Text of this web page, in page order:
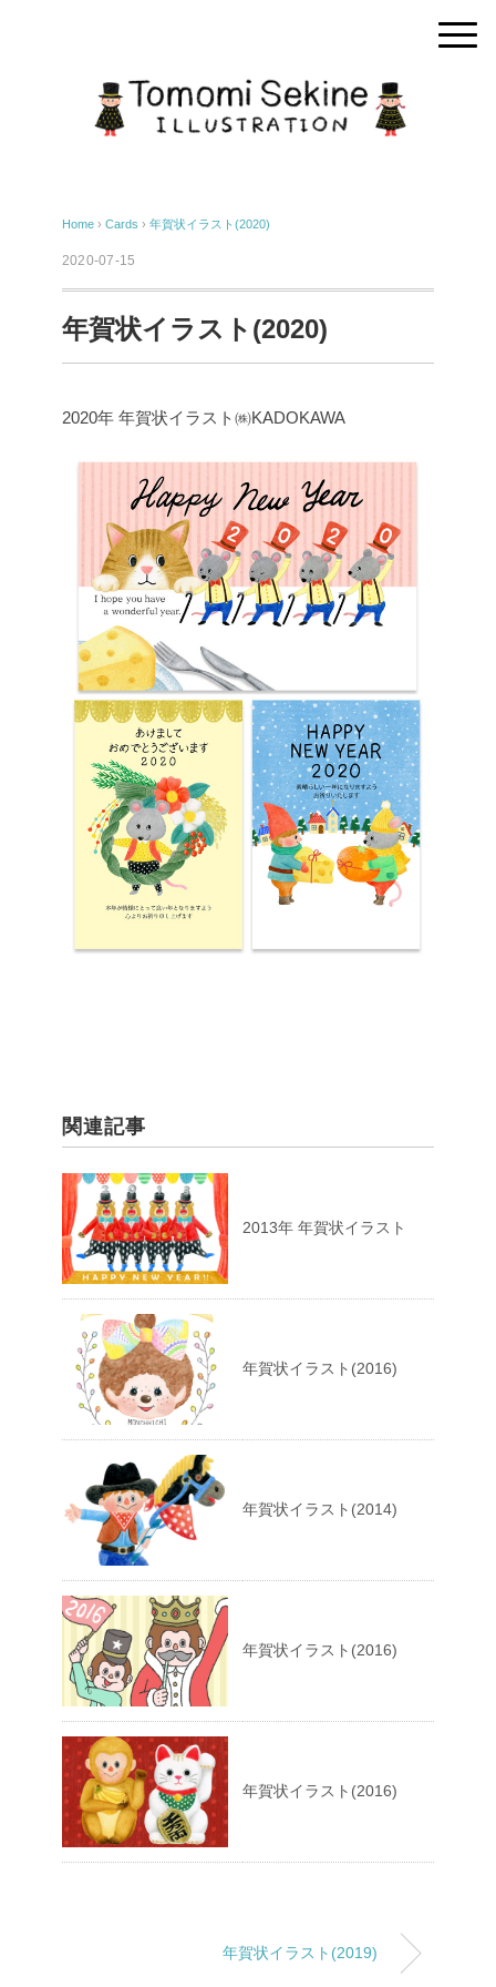
Home › Cards › 年賀状イラスト(2020)
2020-07-15
年賀状イラスト(2020)
2020年 年賀状イラスト㈱KADOKAWA
関連記事
2013年 年賀状イラスト
年賀状イラスト(2016)
年賀状イラスト(2014)
年賀状イラスト(2016)
年賀状イラスト(2016)
年賀状イラスト(2019)